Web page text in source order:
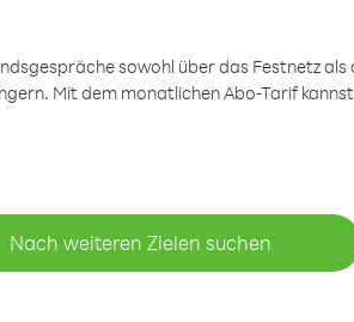
sowohl über das Festnetz
Mit dem monatlichen Abo-Tarif
Nach weiteren Zielen suchen